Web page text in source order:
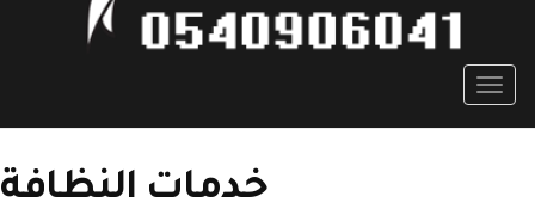
Toggle
خدمات النظافة